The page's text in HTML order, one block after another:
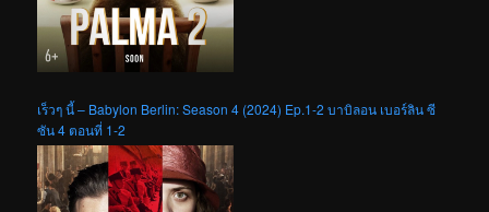
เร็วๆ นี้ – Babylon Berlin: Season 4 (2024) Ep.1-2 บาบิลอน เบอร์ลิน ซี
ซัน 4 ตอนที่ 1-2